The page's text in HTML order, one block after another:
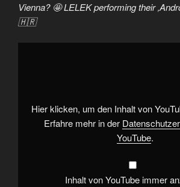
Vienna? 🤩 LELEK performing their
🇭🇷
„Can
Vienna?
LELEK
performing
Hier klicken, um den Inhalt von
Erfahre mehr in der
YouTube.
Inhalt von YouTube immer